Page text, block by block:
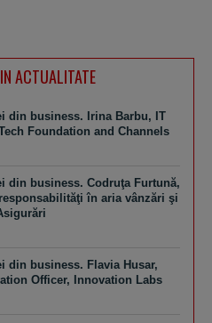
ACTUALITATE
din business. Irina Barbu, IT
Foundation and Channels
din business. Codruţa Furtună,
în aria vânzări şi
din business. Flavia Husar,
Officer, Innovation Labs